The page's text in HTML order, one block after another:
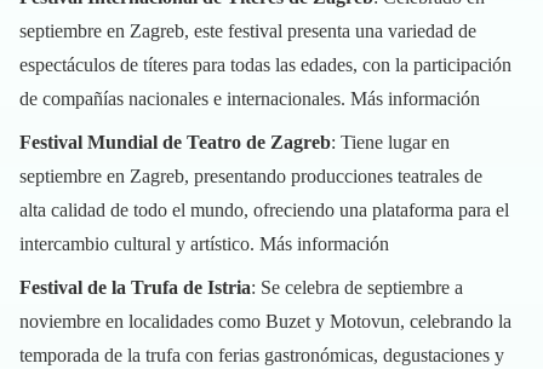
septiembre en Zagreb, este festival presenta una variedad de
espectáculos de títeres para todas las edades, con la participación
de compañías nacionales e internacionales. Más información
Festival Mundial de Teatro de Zagreb: Tiene lugar en
septiembre en Zagreb, presentando producciones teatrales de
alta calidad de todo el mundo, ofreciendo una plataforma para el
intercambio cultural y artístico. Más información
Festival de la Trufa de Istria: Se celebra de septiembre a
noviembre en localidades como Buzet y Motovun, celebrando la
temporada de la trufa con ferias gastronómicas, degustaciones y